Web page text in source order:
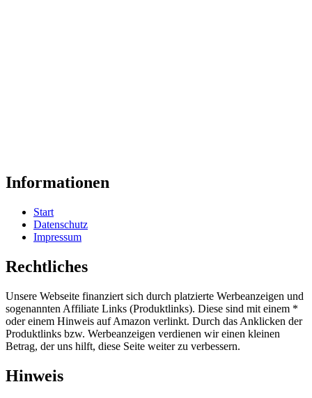
Informationen
Start
Datenschutz
Impressum
Rechtliches
Unsere Webseite finanziert sich durch platzierte Werbeanzeigen und
sogenannten Affiliate Links (Produktlinks). Diese sind mit einem *
oder einem Hinweis auf Amazon verlinkt. Durch das Anklicken der
Produktlinks bzw. Werbeanzeigen verdienen wir einen kleinen
Betrag, der uns hilft, diese Seite weiter zu verbessern.
Hinweis